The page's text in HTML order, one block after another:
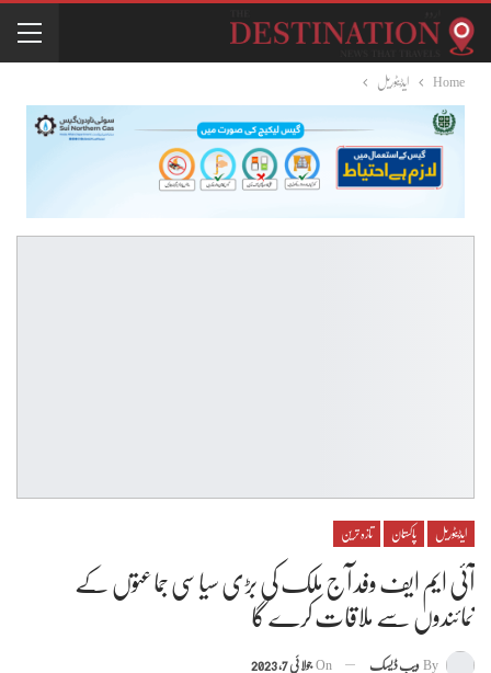
Home ایڈیٹوریل
ایڈیٹوریل پاکستان تازہ ترین
آئی ایم ایف وفد آج ملک کی بڑی سیاسی جماعتوں کے
نمائندوں سے ملاقات کرے گا
By ویب ڈیسک On جولائی 7, 2023